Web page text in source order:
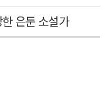
은둔 소설가